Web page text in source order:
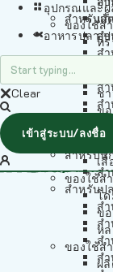
อุปกรณและ
ของใช้ส
ท
ท
ช
ขอ
วั
เ
ของใช้ส
โ
ข
ห
ของใช้ส
ผ
แก็
อุ
สำหรับสั
สำ
สำ
สำ
ส
สำ
สำหรับน
ส
สำหรับป
ส
ส
สำ
ส
อาหารปลา –
Clear
เข้าสู่ระบบ/ลงชื่อ